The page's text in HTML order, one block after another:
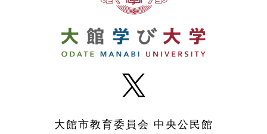
大館市教育委員会 中央公民館